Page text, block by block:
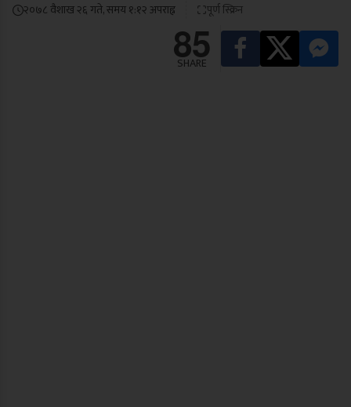
२०७८ वैशाख २६ गते, समय १:१२ अपराह्न पूर्ण स्क्रिन
85
SHARE